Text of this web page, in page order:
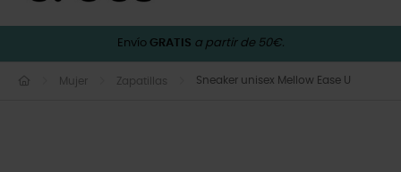
Envío GRATIS a partir de 50€.
Mujer Zapatillas Sneaker unisex Mellow Ease U